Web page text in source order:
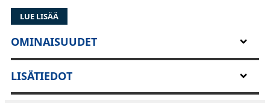
LUE LISÄÄ
OMINAISUUDET
LISÄTIEDOT